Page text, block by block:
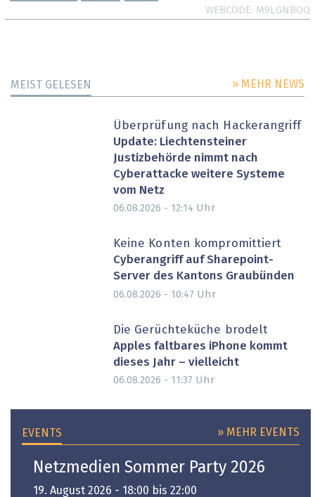
WEBCODE M9LGNBOQ
MEIST GELESEN » MEHR NEWS
Überprüfung nach Hackerangriff
Update: Liechtensteiner
Justizbehörde nimmt nach
Cyberattacke weitere Systeme
vom Netz
06.08.2026 - 12:14 Uhr
Keine Konten kompromittiert
Cyberangriff auf Sharepoint-
Server des Kantons Graubünden
06.08.2026 - 10:47 Uhr
Die Gerüchteküche brodelt
Apples faltbares iPhone kommt
dieses Jahr – vielleicht
06.08.2026 - 11:37 Uhr
EVENTS » MEHR EVENTS
Netzmedien Sommer Party 2026
19. August 2026 - 18:00 bis 22:00